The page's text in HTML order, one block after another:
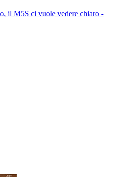
il M5S ci vuole vedere chiaro -